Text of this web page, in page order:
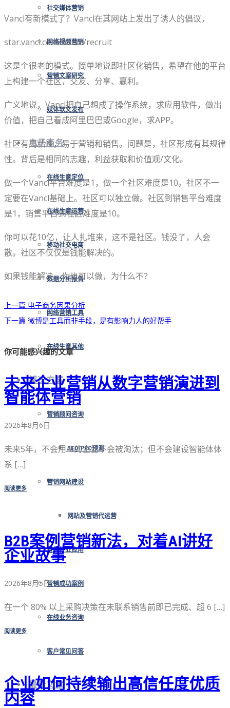
社交媒体营销
网络视频营销
营销文案研究
媒体软文发布
电子商务
在线生意定位
在线生意运营
移动社交电商
数据分析报告
网络营销工具
在线生意其他
解决方案
营销顾问咨询
SEO/PPC预测
营销网站建设
网站及营销代运营
营销行业应用
营销成功案例
在线业务咨询
客户常见问答
最新文章
Vancl有新模式了？Vancl在其网站上发出了诱人的倡议，
star.vancl.com/home/recruit
这是个很老的模式。简单地说即社区化销售，希望在他的平台
上构建一个社区，交友、分享、赢利。
广义地说，Vancl把自己想成了操作系统，求应用软件，做出
价值，把自己看成阿里巴巴或Google，求APP。
社区有高粘性，易于营销和销售。问题是，社区形成有其规律
性。背后是相同的志趣，利益获取和价值观/文化。
做一个Vancl平台难度是1，做一个社区难度是10。社区不一
定要在Vancl基础上。社区可以独立做。社区到销售平台难度
是1，销售平台到社区难度是10。
你可以花10亿，让人扎堆来，这不是社区。钱没了，人会
散。社区不仅仅是钱能解决的。
如果钱能解决，你也可以做，为什么不？
上一篇 电子商务因果分析
下一篇 微博是工具而非手段，是有影响力人的好帮手
你可能感兴趣的文章
未来企业营销从数字营销演进到
智能体营销
2026年8月6日
未来5年，不会用AI的企业不会被淘汰；但不会建设智能体体
系 […]
阅读更多
B2B案例营销新法，对着AI讲好
企业故事
2026年8月5日
在一个 80% 以上采购决策在未联系销售前即已完成、超 6 […]
阅读更多
企业如何持续输出高信任度优质
内容